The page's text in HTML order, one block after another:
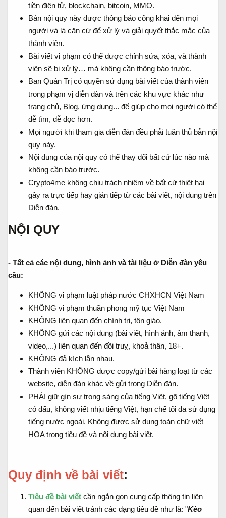
tiền điện tử, blockchain, bitcoin, MMO.
Bản nội quy này được thông báo công khai đến mọi
người và là căn cứ để xử lý và giải quyết thắc mắc của
thành viên.
Bài viết vi phạm có thể được chỉnh sửa, xóa, và thành
viên sẽ bị xử lý… mà không cần thông báo trước.
Ban Quản Trị có quyền sử dụng bài viết của thành viên
trong phạm vị diễn đàn và trên các khu vực khác như
trang chủ, Blog, ứng dụng... để giúp cho mọi người có thể
dễ tìm, dễ đọc hơn.
Mọi người khi tham gia diễn đàn đều phải tuân thủ bản nội
quy này.
Nội dung của nội quy có thể thay đổi bất cứ lúc nào mà
không cần báo trước.
Crypto4me không chịu trách nhiệm về bất cứ thiệt hại
gây ra trực tiếp hay gián tiếp từ các bài viết, nội dung trên
Diễn đàn.
NỘI QUY
- Tất cả các nội dung, hình ảnh và tài liệu ở Diễn đàn yêu
cầu:
KHÔNG vi phạm luật pháp nước CHXHCN Việt Nam
KHÔNG vi phạm thuần phong mỹ tục Việt Nam
KHÔNG liên quan đến chính trị, tôn giáo.
KHÔNG gửi các nội dung (bài viết, hình ảnh, âm thanh,
video,...) liên quan đến đồi truỵ, khoả thân, 18+.
KHÔNG đả kích lẫn nhau.
Thành viên KHÔNG được copy/gửi bài hàng loạt từ các
website, diễn đàn khác về gửi trong Diễn đàn.
PHẢI giữ gìn sự trong sáng của tiếng Việt, gõ tiếng Việt
có dấu, không viết nhịu tiếng Việt, hạn chế tối đa sử dụng
tiếng nước ngoài. Không được sử dụng toàn chữ viết
HOA trong tiêu đề và nội dung bài viết.
Quy định về bài viết:
Tiêu đề bài viết cần ngắn gọn cung cấp thông tin liên
quan đến bài viết tránh các dạng tiêu đề như là: "Kèo